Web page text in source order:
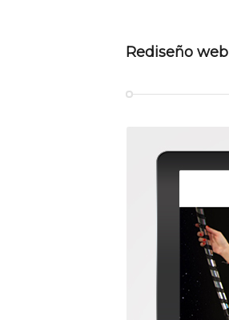
Rediseño web